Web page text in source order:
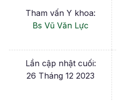
Tham vấn Y khoa:
Bs Vũ Văn Lực
Lần cập nhật cuối:
26 Tháng 12 2023